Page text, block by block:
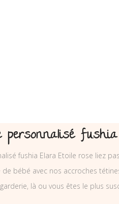
fushia Elara Etoile rose liez
bébé avec nos accroches
là ou vous êtes le plus